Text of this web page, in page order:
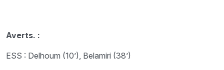
Averts. :
ESS : Delhoum (10’), Belamiri (38’)